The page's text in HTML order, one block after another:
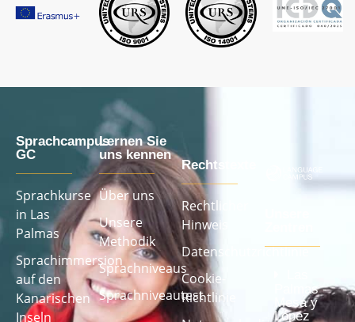
Sprachcampus
GC
Sprachkurse
in Las
Palmas
Sprachimmersion
auf den
Kanarischen
Inseln
Lernen Sie
uns kennen
Über uns
Unsere
Methodik
Sprachniveaus
Sprachniveautest
Rechtstexte
Rechtlicher
Hinweis
Datenschutzrichtlinie
Cookie-
Richtlinie
Palmas -
Mesa y
López